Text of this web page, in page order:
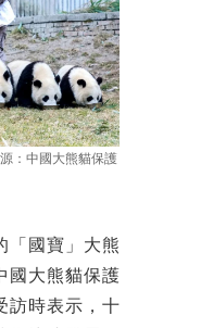
：中國大熊貓保護
「國寶」大熊
國大熊貓保護
訪時表示，十